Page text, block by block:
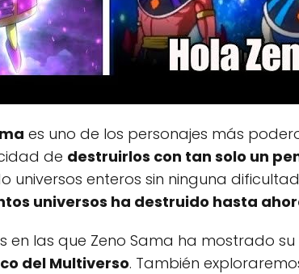
es uno de los personajes más
de destruirlos con tan solo un
universos enteros sin ninguna
universos ha destruido hasta
en las que Zeno Sama ha mostrado
del Multiverso. También